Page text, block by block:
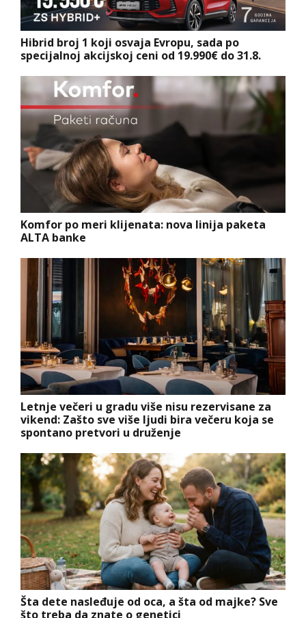
Hibrid broj 1 koji osvaja Evropu, sada po
specijalnoj akcijskoj ceni od 19.990€ do 31.8.
Komfor po meri klijenata: nova linija paketa
ALTA banke
Letnje večeri u gradu više nisu rezervisane za
vikend: Zašto sve više ljudi bira večeru koja se
spontano pretvori u druženje
Šta dete nasleđuje od oca, a šta od majke? Sve
što treba da znate o genetici